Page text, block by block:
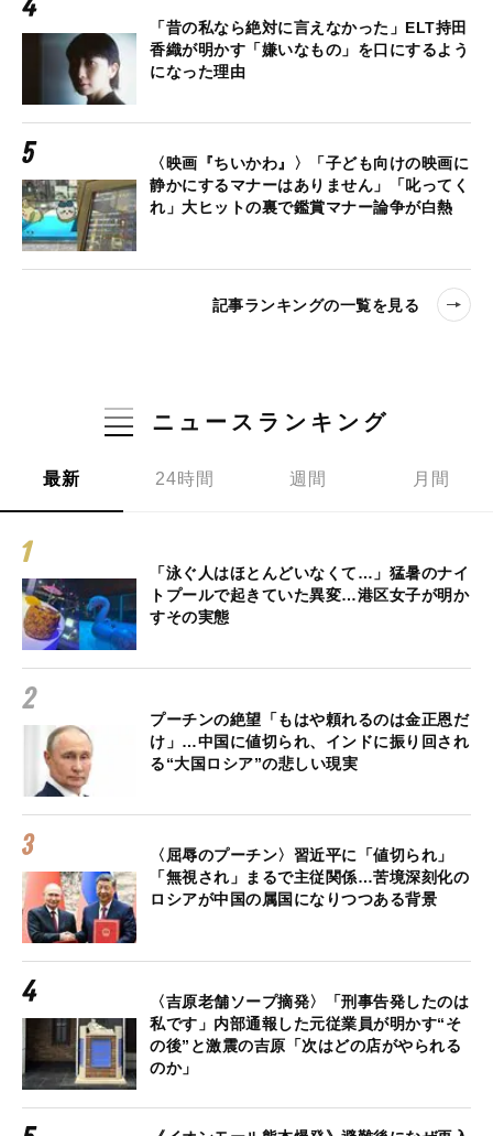
「昔の私なら絶対に言えなかった」ELT持田
香織が明かす「嫌いなもの」を口にするよう
になった理由
〈映画『ちいかわ』〉「子ども向けの映画に
静かにするマナーはありません」「叱ってく
れ」大ヒットの裏で鑑賞マナー論争が白熱
記事ランキングの一覧を見る
ニュースランキング
最新 24時間 週間 月間
「泳ぐ人はほとんどいなくて…」猛暑のナイ
トプールで起きていた異変…港区女子が明か
すその実態
プーチンの絶望「もはや頼れるのは金正恩だ
け」…中国に値切られ、インドに振り回され
る“大国ロシア”の悲しい現実
〈屈辱のプーチン〉習近平に「値切られ」
「無視され」まるで主従関係…苦境深刻化の
ロシアが中国の属国になりつつある背景
〈吉原老舗ソープ摘発〉「刑事告発したのは
私です」内部通報した元従業員が明かす“そ
の後”と激震の吉原「次はどの店がやられる
のか」